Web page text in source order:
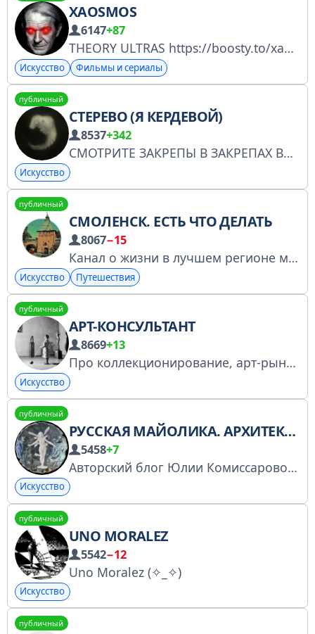
XAOSMOS
6147+87
THEORY ULTRAS https://boosty.to/xaosmos https://t.me/tribute/app?startapp=dcAI
Искусство Фильмы и сериалы
публичный
СТЕРЕВО (Я КЕРДЕВОЙ)
8537+342
СМОТРИТЕ ЗАКРЕПЫ В ЗАКРЕПАХ ВСË ЕСТЬ!! активничаю в основном в своëм щитпосте никаких коммишек не беру, сотрудничество не нужно, мерча нет для донатиков вот мой сбер 4276510014170093
Искусство
публичный
СМОЛЕНСК. ЕСТЬ ЧТО ДЕЛАТЬ
8067−15
Канал о жизни в лучшем регионе мира.
Искусство Путешествия
публичный
АРТ-КОНСУЛЬТАНТ
8669+13
Про коллекционирование, арт-рынок Екатерина Карцева, к. культурологии, доцент РГГУ
Искусство
публичный
РУССКАЯ МАЙОЛИКА. АРХИТЕКТУРНАЯ КЕРАМИКА РУЧНОЙ РАБОТЫ.
5458+7
Авторский блог Юлии Комиссаровой — создателя и художественного руководителя мастерской «Русская майолика». www.russian-mayolica.ru Мы работаем, чтобы ваши интерьеры наполнялись искусством и красотой... По всем вопросам пишите @Julia_Mayolica
Искусство
публичный
UNO MORALEZ
5542−12
Uno Moralez (✧_✧)
Искусство
публичный